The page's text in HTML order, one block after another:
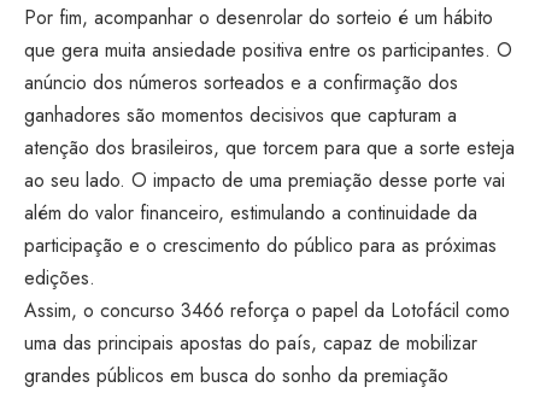
Por fim, acompanhar o desenrolar do sorteio é um hábito
que gera muita ansiedade positiva entre os participantes. O
anúncio dos números sorteados e a confirmação dos
ganhadores são momentos decisivos que capturam a
atenção dos brasileiros, que torcem para que a sorte esteja
ao seu lado. O impacto de uma premiação desse porte vai
além do valor financeiro, estimulando a continuidade da
participação e o crescimento do público para as próximas
edições.
Assim, o concurso 3466 reforça o papel da Lotofácil como
uma das principais apostas do país, capaz de mobilizar
grandes públicos em busca do sonho da premiação